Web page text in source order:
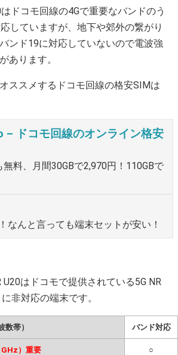
はドコモ回線の4Gで重要なバンドのう
していますが、地下や郊外の繋がり
ンド19に対応していないので電波強
あります。
ススメするドコモ回線の格安SIMは
– ドコモ回線のオンライン格安
料、月間30GBで2,970円！110GBで
なんと言っても端末セットが安い！
U20はドコモで提供されている5G NR
非対応の端末です。
数帯） バンド対応
）重要 ○